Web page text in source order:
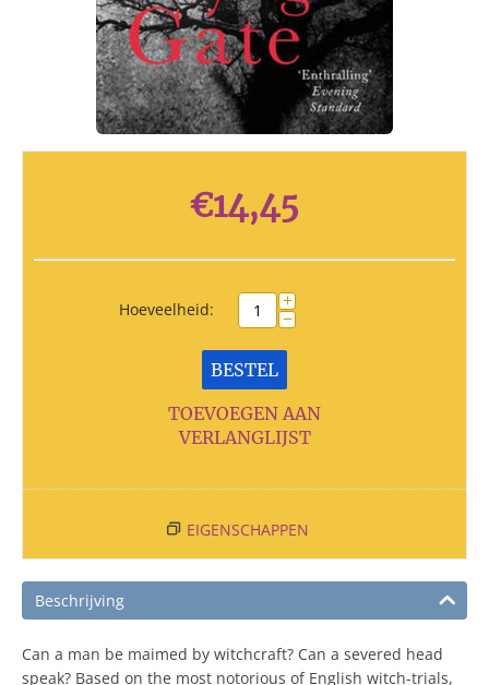
€14,45
Hoeveelheid: +
−
BESTEL
TOEVOEGEN AAN
VERLANGLIJST
EIGENSCHAPPEN
Beschrijving
Can a man be maimed by witchcraft? Can a severed head
speak? Based on the most notorious of English witch-trials,